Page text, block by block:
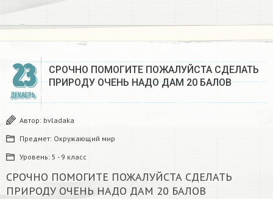
23
ДЕКАБРЬ
СРОЧНО ПОМОГИТЕ ПОЖАЛУЙСТА СДЕЛАТЬ
ПРИРОДУ ОЧЕНЬ НАДО ДАМ 20 БАЛОВ​
Автор: bvladaka
Предмет: Окружающий мир
Уровень: 5 - 9 класс
СРОЧНО ПОМОГИТЕ ПОЖАЛУЙСТА СДЕЛАТЬ
ПРИРОДУ ОЧЕНЬ НАДО ДАМ 20 БАЛОВ​